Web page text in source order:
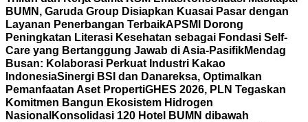
BUMN, Garuda Group Disiapkan Kuasai Pasar dengan
Layanan Penerbangan TerbaikAPSMI Dorong
Peningkatan Literasi Kesehatan sebagai Fondasi Self-
Care yang Bertanggung Jawab di Asia-PasifikMendag
Busan: Kolaborasi Perkuat Industri Kakao
IndonesiaSinergi BSI dan Danareksa, Optimalkan
Pemanfaatan Aset PropertiGHES 2026, PLN Tegaskan
Komitmen Bangun Ekosistem Hidrogen
Nasional Konsolidasi 120 Hotel BUMN dibawah